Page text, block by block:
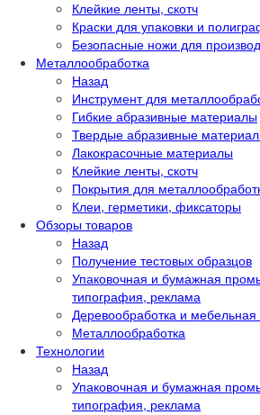
Клейкие ленты, скотч
Краски для упаковки и
Безопасные ножи для
Металлообработка
Назад
Инструмент для
Гибкие абразивные материалы
Твердые абразивные
Лакокрасочные материалы
Клейкие ленты, скотч
Покрытия для
Клеи, герметики, фиксаторы
Обзоры товаров
Назад
Получение тестовых образцов
Упаковочная и бумажная
типография, реклама
Деревообработка и
Металлообработка
Технологии
Назад
Упаковочная и бумажная
типография, реклама